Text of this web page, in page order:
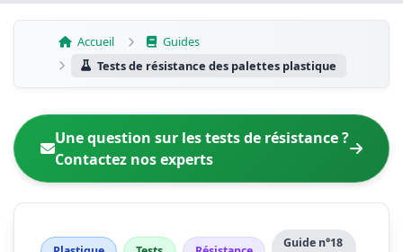
Aller
au
Accueil
Guides
Tests de résistance des palettes plastique
Une question sur les tests de résistance ?
Contactez nos experts
Guide n°18